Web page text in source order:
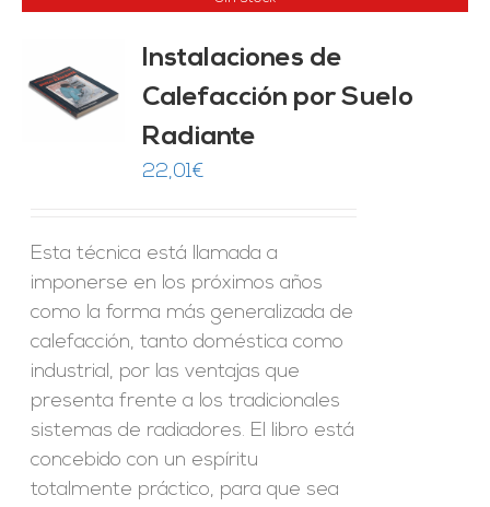
Instalaciones de
Calefacción por Suelo
Radiante
22,01€
Esta técnica está llamada a
imponerse en los próximos años
como la forma más generalizada de
calefacción, tanto doméstica como
industrial, por las ventajas que
presenta frente a los tradicionales
sistemas de radiadores. El libro está
concebido con un espíritu
totalmente práctico, para que sea